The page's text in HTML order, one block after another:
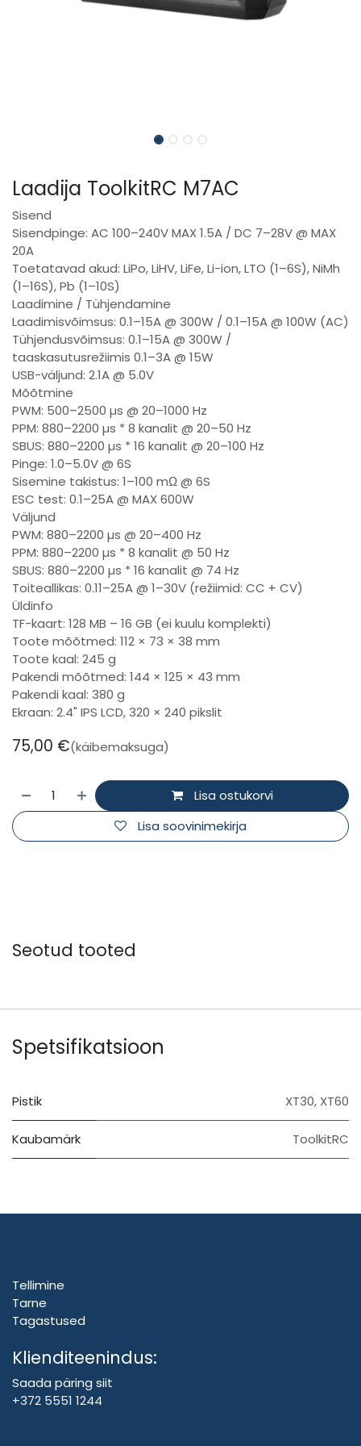
Laadija ToolkitRC M7AC
Sisend
Sisendpinge: AC 100–240V MAX 1.5A / DC 7–28V @ MAX
20A
Toetatavad akud: LiPo, LiHV, LiFe, Li-ion, LTO (1–6S), NiMh
(1–16S), Pb (1–10S)
Laadimine / Tühjendamine
Laadimisvõimsus: 0.1–15A @ 300W / 0.1–15A @ 100W (AC)
Tühjendusvõimsus: 0.1–15A @ 300W /
taaskasutusrežiimis 0.1–3A @ 15W
USB-väljund: 2.1A @ 5.0V
Mõõtmine
PWM: 500–2500 µs @ 20–1000 Hz
PPM: 880–2200 µs * 8 kanalit @ 20–50 Hz
SBUS: 880–2200 µs * 16 kanalit @ 20–100 Hz
Pinge: 1.0–5.0V @ 6S
Sisemine takistus: 1–100 mΩ @ 6S
ESC test: 0.1–25A @ MAX 600W
Väljund
PWM: 880–2200 µs @ 20–400 Hz
PPM: 880–2200 µs * 8 kanalit @ 50 Hz
SBUS: 880–2200 µs * 16 kanalit @ 74 Hz
Toiteallikas: 0.11–25A @ 1–30V (režiimid: CC + CV)
Üldinfo
TF-kaart: 128 MB – 16 GB (ei kuulu komplekti)
Toote mõõtmed: 112 × 73 × 38 mm
Toote kaal: 245 g
Pakendi mõõtmed: 144 × 125 × 43 mm
Pakendi kaal: 380 g
Ekraan: 2.4" IPS LCD, 320 × 240 pikslit
75,00 €(käibemaksuga)
Lisa ostukorvi
Lisa soovinimekirja
Seotud tooted
Spetsifikatsioon
Pistik XT30, XT60
Kaubamärk ToolkitRC
Tellimine
Tarne
Tagastused
Klienditeenindus:
Saada päring siit
+372 5551 1244